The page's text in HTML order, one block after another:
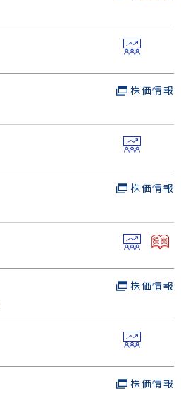
株価情報
株価情報
株価情報
株価情報